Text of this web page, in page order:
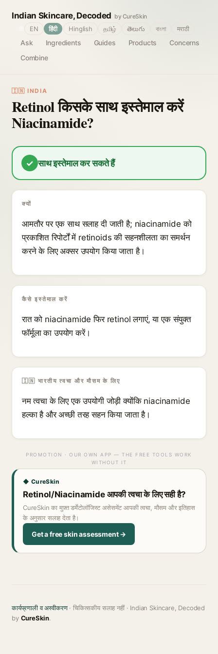
Indian Skincare, Decoded by CureSkin
Ask Ingredients Guides Products
Concerns
Combine
EN हिंदी Hinglish தமிழ் తెలుగు বাংলা मराठी
🇮🇳 INDIA
Retinol किसके साथ इस्तेमाल करें
Niacinamide?
✓ साथ इस्तेमाल कर सकते हैं
क्यों
आमतौर पर एक साथ सलाह दी जाती है; niacinamide को
प्रकाशित रिपोर्टों में retinoids की सहनशीलता का समर्थन
करने के लिए अक्सर उपयोग किया जाता है।
कैसे इस्तेमाल करें
रात को niacinamide फिर retinol लगाएं, या एक संयुक्त
फॉर्मूला का उपयोग करें।
🇮🇳 भारतीय त्वचा और मौसम के लिए
नम त्वचा के लिए एक उपयोगी जोड़ी क्योंकि niacinamide
हल्का है और अच्छी तरह सहन किया जाता है।
PROMOTION · OUR OWN APP — THE FREE TOOLS WORK
WITHOUT IT
◆ CureSkin
Retinol/Niacinamide आपकी त्वचा के लिए सही है?
CureSkin का मुफ़्त डर्मेटोलॉजिस्ट असेसमेंट आपकी त्वचा, मौसम और इतिहास
के अनुसार सलाह देता है।
Get a free skin assessment →
कार्यप्रणाली व अस्वीकरण· चिकित्सकीय सलाह नहीं · Indian Skincare, Decoded
by CureSkin.